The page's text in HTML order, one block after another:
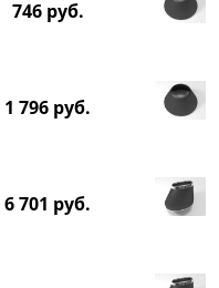
746 руб.
1 796 руб.
6 701 руб.